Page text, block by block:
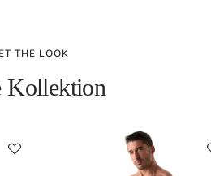
THE LOOK
Kollektion